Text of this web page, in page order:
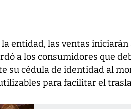
entidad, las ventas
a los consumidores que
su cédula de identidad al
para facilitar el